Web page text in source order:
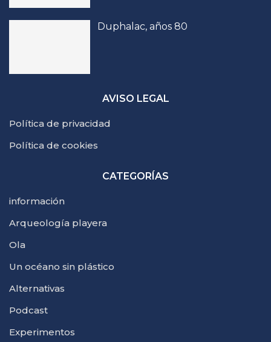
Duphalac, años 80
AVISO LEGAL
Política de privacidad
Política de cookies
CATEGORÍAS
información
Arqueología playera
Ola
Un océano sin plástico
Alternativas
Podcast
Experimentos